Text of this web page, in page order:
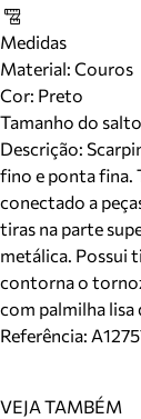
Medidas
Material: Couros
Cor: Preto
Tamanho do
Descrição:
fino e ponta fina.
conectado a
tiras na parte
metálica. Possui
contorna o
com palmilha lisa
Referência:
VEJA TAMBÉM